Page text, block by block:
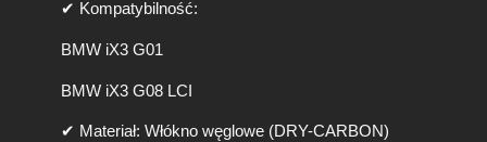
1
G
8
✔ Kompatybilność:
BMW iX3 G01
BMW iX3 G08 LCI
✔ Materiał: Włókno węglowe (DRY-CARBON)